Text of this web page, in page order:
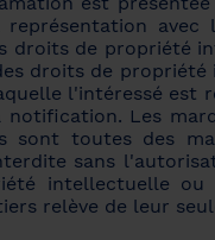
avec
droits de propriété
droits de
l'intéressé est
Les
sont toutes des
sans
intellectuelle ou
relève de leur